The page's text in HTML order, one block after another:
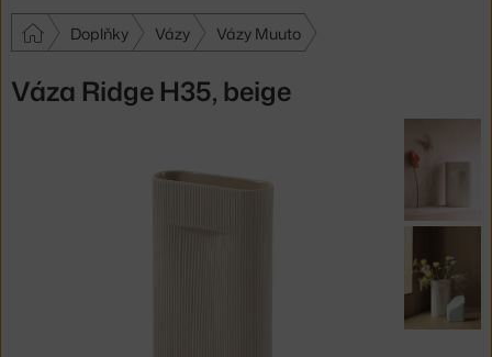
Doplňky Vázy Vázy Muuto
Váza Ridge H35, beige